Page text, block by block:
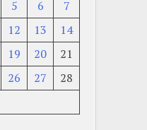
5 6
7
12 13
14
19 20
21
26 27
28